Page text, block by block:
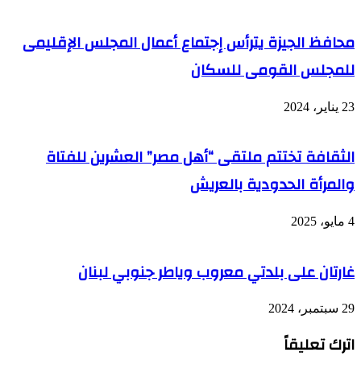
محافظ الجيزة يترأس إجتماع أعمال المجلس الإقليمى
للمجلس القومى للسكان
23 يناير، 2024
الثقافة تختتم ملتقى “أهل مصر” العشرين للفتاة
والمرأة الحدودية بالعريش
4 مايو، 2025
غارتان على بلدتي معروب وياطر جنوبي لبنان
29 سبتمبر، 2024
اترك تعليقاً